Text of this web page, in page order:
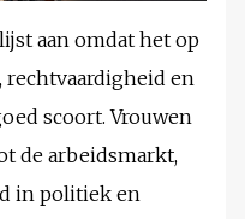
aan omdat het op
en
scoort. Vrouwen
de arbeidsmarkt,
in politiek en